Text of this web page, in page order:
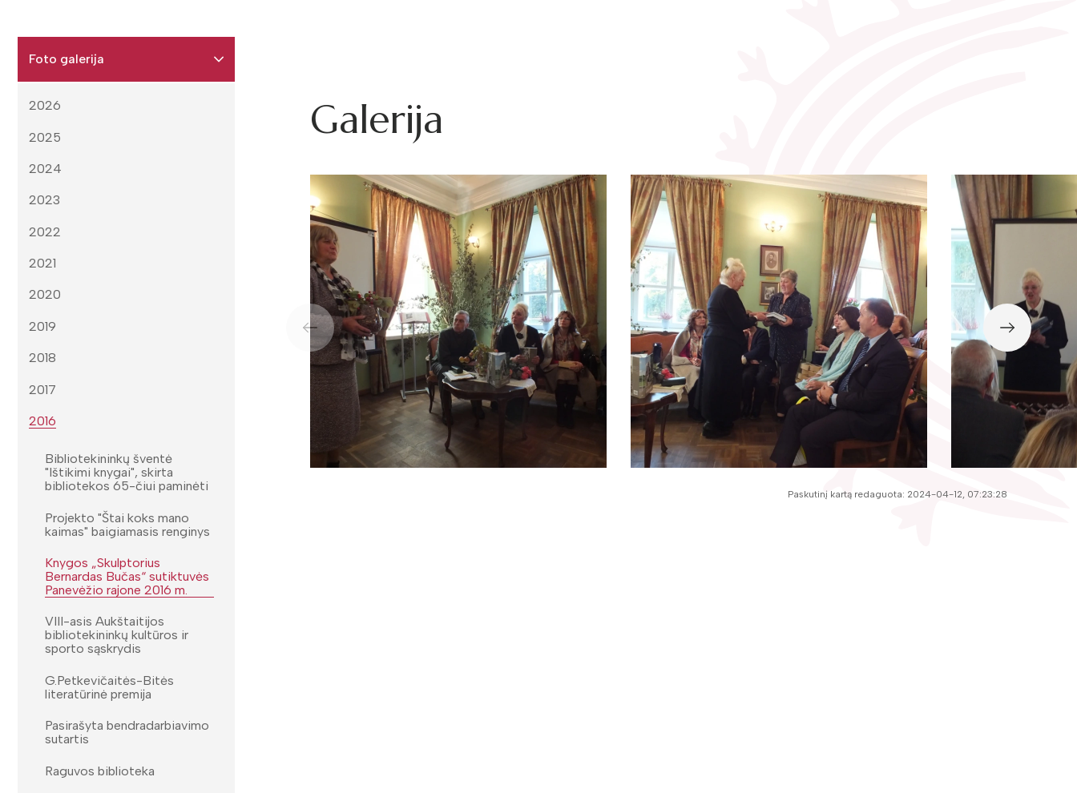
Foto galerija
2026
2025
2024
2023
2022
2021
2020
2019
2018
2017
2016
Bibliotekininkų šventė
"Ištikimi knygai", skirta
bibliotekos 65-čiui paminėti
Projekto "Štai koks mano
kaimas" baigiamasis renginys
Knygos „Skulptorius
Bernardas Bučas“ sutiktuvės
Panevėžio rajone 2016 m.
VIII-asis Aukštaitijos
bibliotekininkų kultūros ir
sporto sąskrydis
G.Petkevičaitės-Bitės
literatūrinė premija
Pasirašyta bendradarbiavimo
sutartis
Raguvos biblioteka
Galerija
Paskutinį kartą redaguota: 2024-04-12, 07:23:28